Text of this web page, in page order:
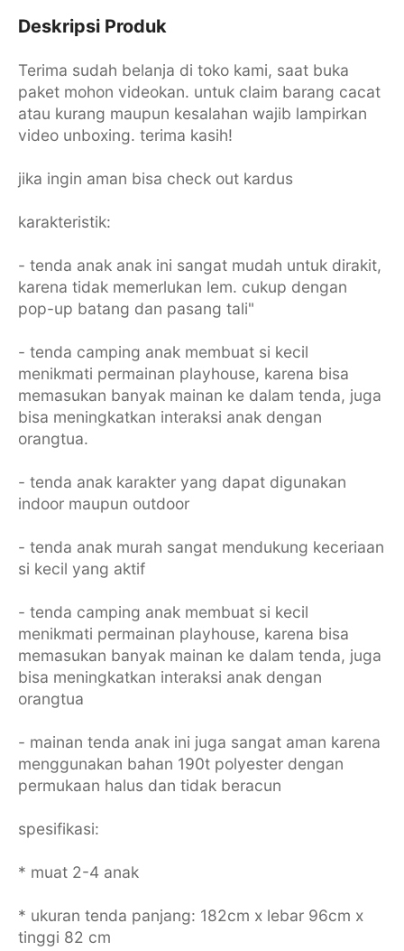
Deskripsi Produk
Terima sudah belanja di toko kami, saat buka
paket mohon videokan. untuk claim barang cacat
atau kurang maupun kesalahan wajib lampirkan
video unboxing. terima kasih!
jika ingin aman bisa check out kardus
karakteristik:
- tenda anak anak ini sangat mudah untuk dirakit,
karena tidak memerlukan lem. cukup dengan
pop-up batang dan pasang tali"
- tenda camping anak membuat si kecil
menikmati permainan playhouse, karena bisa
memasukan banyak mainan ke dalam tenda, juga
bisa meningkatkan interaksi anak dengan
orangtua.
- tenda anak karakter yang dapat digunakan
indoor maupun outdoor
- tenda anak murah sangat mendukung keceriaan
si kecil yang aktif
- tenda camping anak membuat si kecil
menikmati permainan playhouse, karena bisa
memasukan banyak mainan ke dalam tenda, juga
bisa meningkatkan interaksi anak dengan
orangtua
- mainan tenda anak ini juga sangat aman karena
menggunakan bahan 190t polyester dengan
permukaan halus dan tidak beracun
spesifikasi:
* muat 2-4 anak
* ukuran tenda panjang: 182cm x lebar 96cm x
tinggi 82 cm